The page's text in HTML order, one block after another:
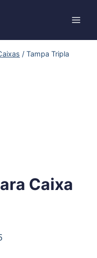
/ Tampa Tripla
Caixa